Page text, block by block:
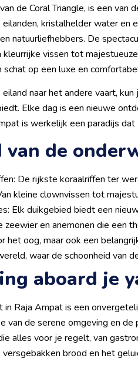
de Coral Triangle, is een
kristalhelder water en
natuurliefhebbers. De
vissen tot majestueuze
op een luxe en
naar het andere vaart,
Elke dag is een nieuwe
is werkelijk een paradijs
van de
De rijkste koraalriffen ter
kleine clownvissen tot
Elk duikgebied biedt een
en anemonen die een
het oog, maar ook een
waar de schoonheid van
aboard je
in Raja Ampat is een
van de serene omgeving en
alles voor je regelt, van
brood en het